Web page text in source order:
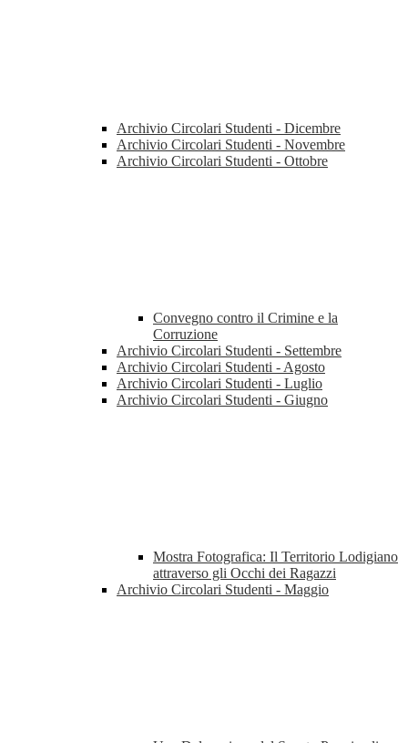
Archivio Circolari Studenti - Dicembre
Archivio Circolari Studenti - Novembre
Archivio Circolari Studenti - Ottobre
Convegno contro il Crimine e la
Corruzione
Archivio Circolari Studenti - Settembre
Archivio Circolari Studenti - Agosto
Archivio Circolari Studenti - Luglio
Archivio Circolari Studenti - Giugno
Mostra Fotografica: Il Territorio Lodigiano
attraverso gli Occhi dei Ragazzi
Archivio Circolari Studenti - Maggio